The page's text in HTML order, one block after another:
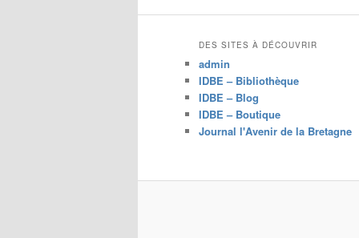
DES SITES À DÉCOUVRIR
admin
IDBE – Bibliothèque
IDBE – Blog
IDBE – Boutique
Journal l'Avenir de la Bretagne